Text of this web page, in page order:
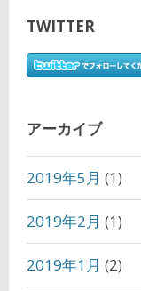
TWITTER
アーカイブ
2019年5月 (1)
2019年2月 (1)
2019年1月 (2)